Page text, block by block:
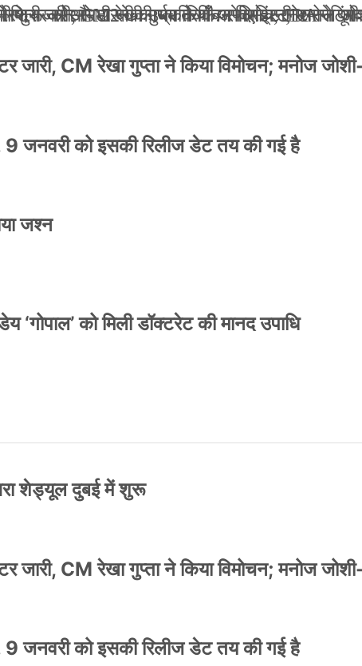
जान से मारने की धमकियाँ : सेलिब्रिटी
सोसायटी की कार्यकारिणी अपदस्थ, JDA ने
पोस्टर जारी, CM रेखा गुप्ता ने किया विमोचन; मनोज
शुरू की और 22 की उम्र तक बन गए इंटरनेशनल
जारी, CM रेखा गुप्ता ने किया विमोचन; मनोज
जनवरी को इसकी रिलीज डेट तय की गई है
जश्न
को मिली डॉक्टरेट की मानद उपाधि
शेड्यूल दुबई में शुरू
जारी, CM रेखा गुप्ता ने किया विमोचन; मनोज
जनवरी को इसकी रिलीज डेट तय की गई है